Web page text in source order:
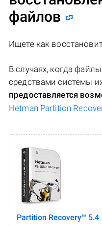
файлов
Ищете как
В случаях, когда
средствами системы
предоставляется
Hetman Partition
Partition Recovery™ 5.4